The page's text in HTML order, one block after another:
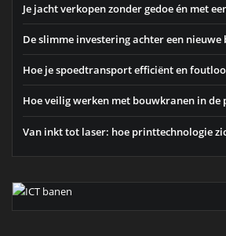
Je jacht verkopen zonder gedoe én met
De slimme investering achter een
Hoe je spoedtransport efficiënt en
Hoe veilig werken met bouwkranen in
Van inkt tot laser: hoe printtechnologie